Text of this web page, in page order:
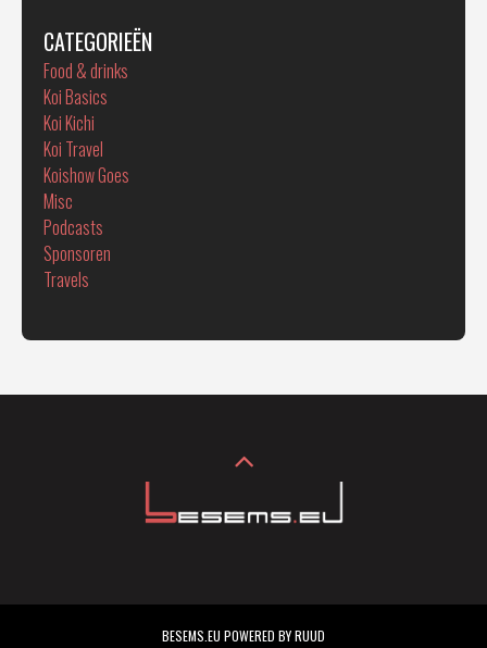
CATEGORIEËN
Food & drinks
Koi Basics
Koi Kichi
Koi Travel
Koishow Goes
Misc
Podcasts
Sponsoren
Travels
BESEMS.EU POWERED BY RUUD